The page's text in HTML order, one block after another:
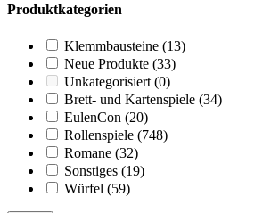
Produktkategorien
Klemmbausteine (13)
Neue Produkte (33)
Unkategorisiert (0)
Brett- und Kartenspiele (34)
EulenCon (20)
Rollenspiele (748)
Romane (32)
Sonstiges (19)
Würfel (59)